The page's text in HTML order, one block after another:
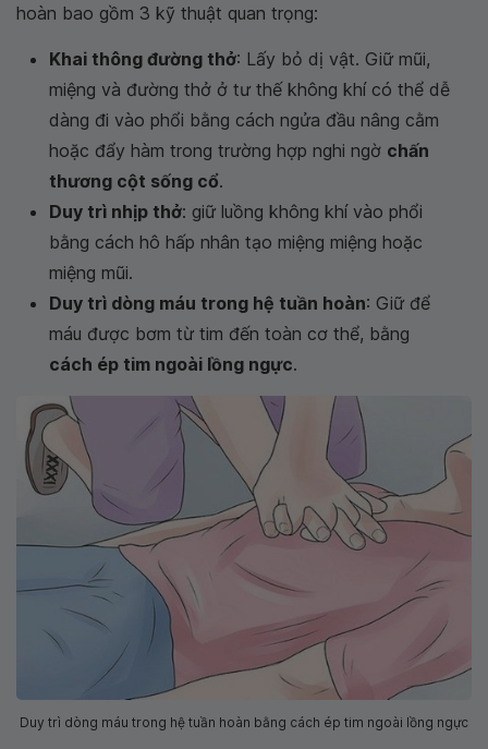
hoàn bao gồm 3 kỹ thuật quan trọng:
Khai thông đường thở: Lấy bỏ dị vật. Giữ mũi,
miệng và đường thở ở tư thế không khí có thể dễ
dàng đi vào phổi bằng cách ngửa đầu nâng cằm
hoặc đẩy hàm trong trường hợp nghi ngờ chấn
thương cột sống cổ.
Duy trì nhịp thở: giữ luồng không khí vào phổi
bằng cách hô hấp nhân tạo miệng miệng hoặc
miệng mũi.
Duy trì dòng máu trong hệ tuần hoàn: Giữ để
máu được bơm từ tim đến toàn cơ thể, bằng
cách ép tim ngoài lồng ngực.
Duy trì dòng máu trong hệ tuần hoàn bằng cách ép tim ngoài lồng ngực